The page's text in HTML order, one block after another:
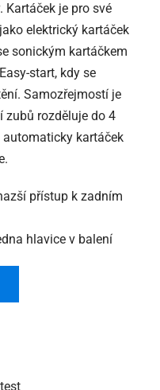
Kartáček je pro své
elektrický kartáček
sonickým kartáčkem
start, kdy se
Samozřejmostí je
zubů rozděluje do 4
kartáček
přístup k zadním
hlavice v balení